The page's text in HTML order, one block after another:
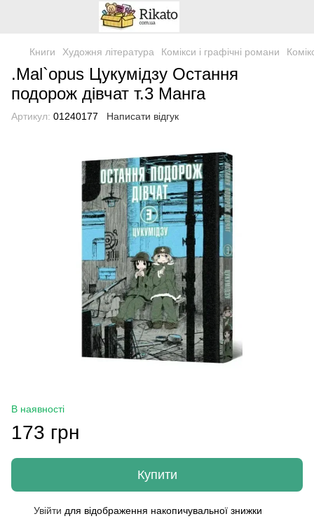
Книги Художня література Комікси і графічні романи
.Mal`opus Цукумідзу Остання
подорож дівчат т.3 Манга
Артикул: 01240177 Написати відгук
В наявності
173 грн
Купити
Увійти для відображення накопичувальної знижки